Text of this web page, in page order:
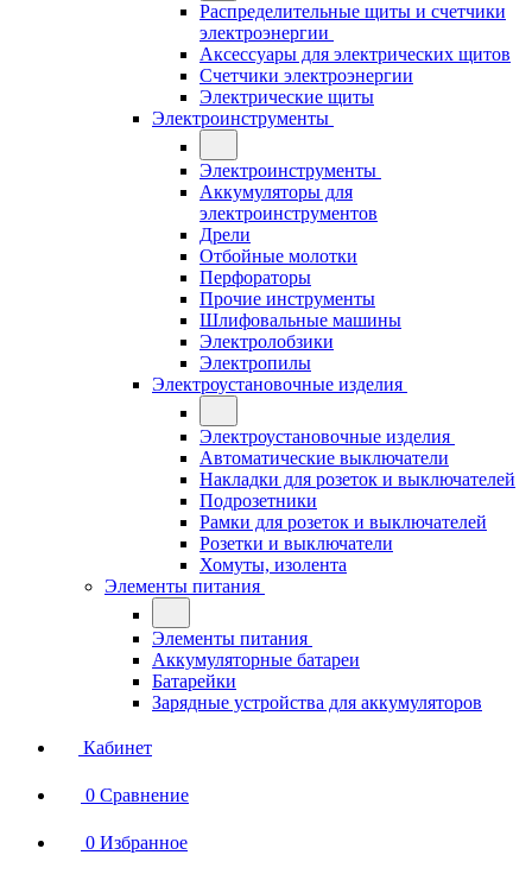
Распределительные щиты и счетчики
электроэнергии
Аксессуары для электрических щитов
Счетчики электроэнергии
Электрические щиты
Электроинструменты
Электроинструменты
Аккумуляторы для
электроинструментов
Дрели
Отбойные молотки
Перфораторы
Прочие инструменты
Шлифовальные машины
Электролобзики
Электропилы
Электроустановочные изделия
Электроустановочные изделия
Автоматические выключатели
Накладки для розеток и выключателей
Подрозетники
Рамки для розеток и выключателей
Розетки и выключатели
Хомуты, изолента
Элементы питания
Элементы питания
Аккумуляторные батареи
Батарейки
Зарядные устройства для аккумуляторов
Кабинет
0 Сравнение
0 Избранное